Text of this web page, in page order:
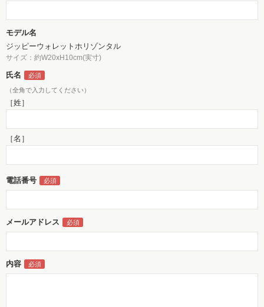
モデル名
ジッピーウォレットホリゾンタル
サイズ：約W20xH10cm(実寸)
氏名
（全角で入力してください）
［姓］
［名］
電話番号
メールアドレス
内容